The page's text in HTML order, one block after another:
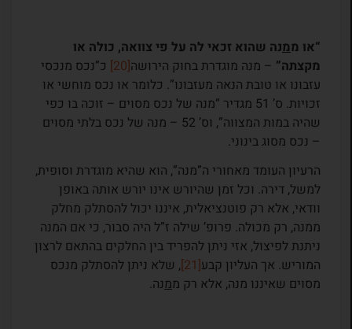
“או ממנה שהוא זכאי לה על פי צוואה, כולה או
מקצתה”– מנה מוגדרת בחוק הירושה[20]
כ”נכס מנכסי
עזבונו או טובת הנאה מעזבונו”. כלומר או נכס מוחשי או
זכויות. ס’ 51 מגדיר “מנה של נכס מסוים – זוכה בו כפי
שהיה במות המצווה”, וס’ 52 – מנה של נכס בלתי מסוים
– נכס מסוג בינוני.
הרעיון העומד מאחורי ה”מנה”, הוא שהיא מוגדרת וסופית,
למשל, דירה. וכל זמן שהיורש אינו יורש אותה באופן
וודאי, אלא רק פוטנציאלית, איננו יכול להסתלק מחלק
ממנה, רק מכולה. פרופ’ שילה ז”ל היה סבור, כי אם המנה
ניתנת לפיצול, אזי ניתן להפריד בין החלקים בהתאם לרצון
המוריש. אך העליון קבע[21]
, שלא ניתן להסתלק מנכס
מסוים שאיננו מנה, אלא רק ממנה.